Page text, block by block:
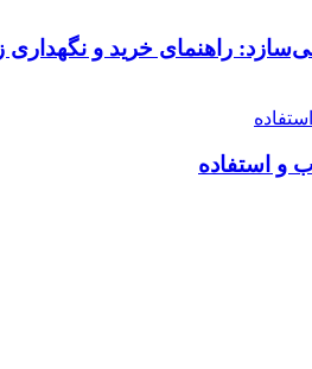
راهنمای خرید و نگهداری
و استفاده